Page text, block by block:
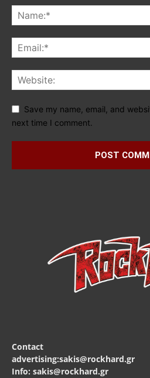
Save my name, email, and
next time I comment.
Contact
advertising:sakis@rockhard.gr
Info: sakis@rockhard.gr